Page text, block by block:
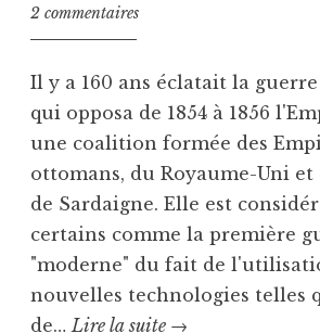
2 commentaires
Il y a 160 ans éclatait la
qui opposa de 1854 à 1856
une coalition formée des
ottomans, du Royaume-Uni et
de Sardaigne. Elle est
certains comme la première
"moderne" du fait de
nouvelles technologies telles
de… Lire la suite Aux
→